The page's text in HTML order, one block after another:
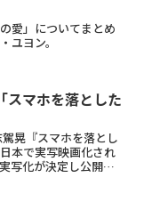
愛」についてまとめ
ユヨン。
スマホを落とした
晃『スマホを落とし
本で実写映画化され
写化が決定し公開さ